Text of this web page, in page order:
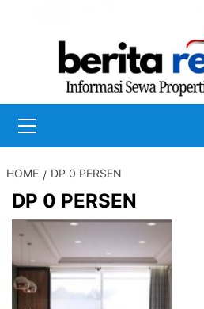
Menu
HOME DP 0 PERSEN
DP 0 PERSEN